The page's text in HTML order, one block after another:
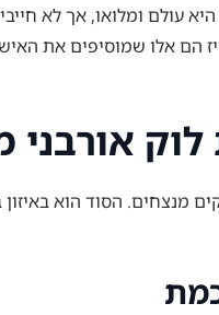
עולם ומלואו, אך לא
הם אלו שמוסיפים את
הסוד הוא